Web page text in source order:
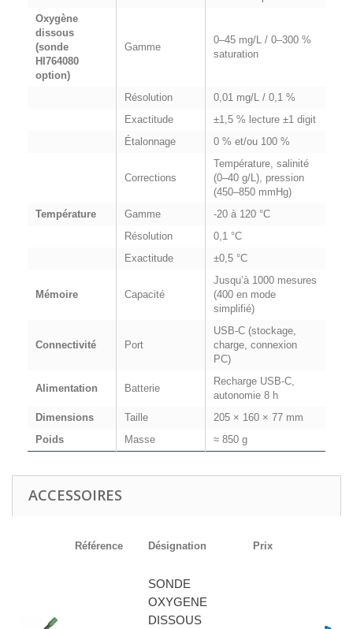
Oxygène
dissous
(sonde
HI764080
option)
Gamme
0–45 mg/L / 0–300 %
saturation
Résolution
0,01 mg/L / 0,1 %
Exactitude
±1,5 % lecture ±1 digit
Étalonnage
0 % et/ou 100 %
Corrections
Température, salinité
(0–40 g/L), pression
(450–850 mmHg)
Température
Gamme
-20 à 120 °C
Résolution
0,1 °C
Exactitude
±0,5 °C
Mémoire Capacité
Jusqu’à 1000 mesures
(400 en mode
simplifié)
Connectivité Port
USB-C (stockage,
charge, connexion
PC)
Alimentation Batterie
Recharge USB-C,
autonomie 8 h
Dimensions
Taille
205 × 160 × 77 mm
Poids
Masse ≈ 850 g
ACCESSOIRES
Référence Désignation Prix
SONDE
OXYGENE
DISSOUS